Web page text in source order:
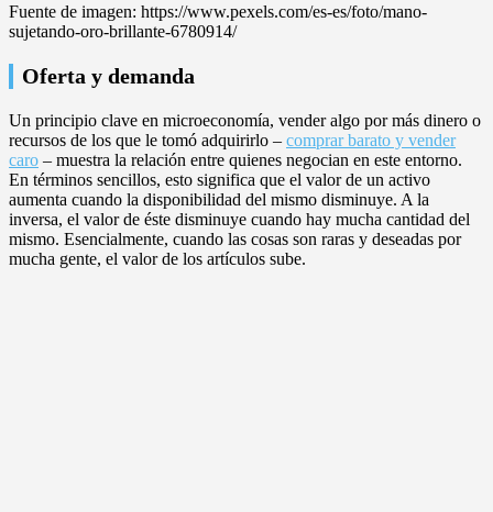
Fuente de imagen: https://www.pexels.com/es-es/foto/mano-
sujetando-oro-brillante-6780914/
Oferta y demanda
Un principio clave en microeconomía, vender algo por más dinero o
recursos de los que le tomó adquirirlo – comprar barato y vender
caro – muestra la relación entre quienes negocian en este entorno.
En términos sencillos, esto significa que el valor de un activo
aumenta cuando la disponibilidad del mismo disminuye. A la
inversa, el valor de éste disminuye cuando hay mucha cantidad del
mismo. Esencialmente, cuando las cosas son raras y deseadas por
mucha gente, el valor de los artículos sube.